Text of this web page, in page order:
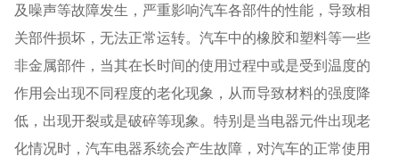
及噪声等故障发生，严重影响汽车各部件的性能，导致相
关部件损坏，无法正常运转。汽车中的橡胶和塑料等一些
非金属部件，当其在长时间的使用过程中或是受到温度的
作用会出现不同程度的老化现象，从而导致材料的强度降
低，出现开裂或是破碎等现象。特别是当电器元件出现老
化情况时，汽车电器系统会产生故障，对汽车的正常使用